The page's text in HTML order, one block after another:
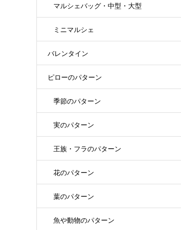
マルシェバッグ・中型・大型
ミニマルシェ
バレンタイン
ピローのパターン
季節のパターン
実のパターン
王族・フラのパターン
花のパターン
葉のパターン
魚や動物のパターン